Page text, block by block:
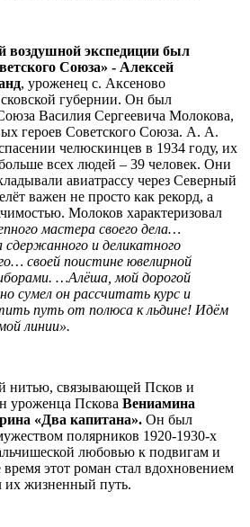
воздушной экспедиции был
Союза» - Алексей
, уроженец с. Аксеново
губернии. Он был
Василия Сергеевича Молокова,
героев Советского Союза. А. А.
челюскинцев в 1934 году, их
всех людей – 39 человек. Они
авиатрассу через Северный
важен не просто как рекорд, а
Молоков характеризовал
мастера своего дела…
сдержанного и деликатного
своей поистине ювелирной
…Алёша, мой дорогой
сумел он рассчитать курс и
путь от полюса к льдине! Идём
линии».
нитью, связывающей Псков и
уроженца Пскова Вениамина
«Два капитана». Он был
полярников 1920-1930-х
любовью к подвигам и
этот роман стал вдохновением
их жизненный путь.